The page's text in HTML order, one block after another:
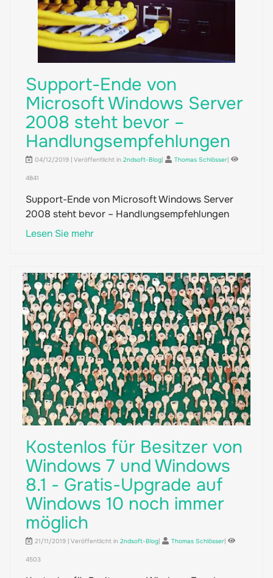
Support-Ende von
Microsoft Windows Server
2008 steht bevor –
Handlungsempfehlungen
04/12/2019 | Veröffentlicht in 2ndsoft-Blog| Thomas Schlösser|
4841
Support-Ende von Microsoft Windows Server
2008 steht bevor – Handlungsempfehlungen
Lesen Sie mehr
Kostenlos für Besitzer von
Windows 7 und Windows
8.1 - Gratis-Upgrade auf
Windows 10 noch immer
möglich
21/11/2019 | Veröffentlicht in 2ndsoft-Blog| Thomas Schlösser|
4503